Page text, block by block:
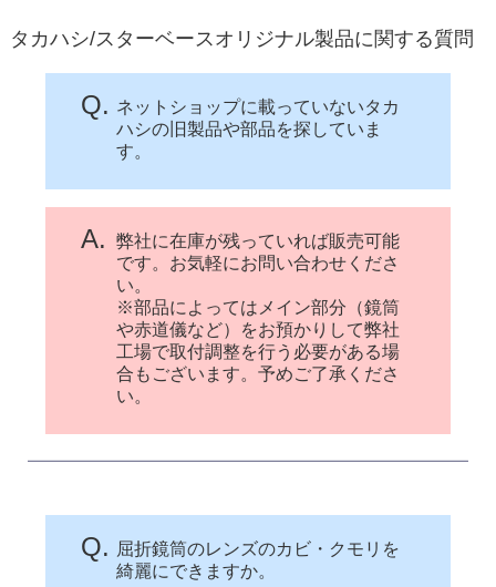
タカハシ/スターベースオリジナル製品に関する質問
Q. ネットショップに載っていないタカ
ハシの旧製品や部品を探していま
す。
A.
弊社に在庫が残っていれば販売可能
です。お気軽にお問い合わせくださ
い。
※部品によってはメイン部分（鏡筒
や赤道儀など）をお預かりして弊社
工場で取付調整を行う必要がある場
合もございます。予めご了承くださ
い。
Q. 屈折鏡筒のレンズのカビ・クモリを
綺麗にできますか。